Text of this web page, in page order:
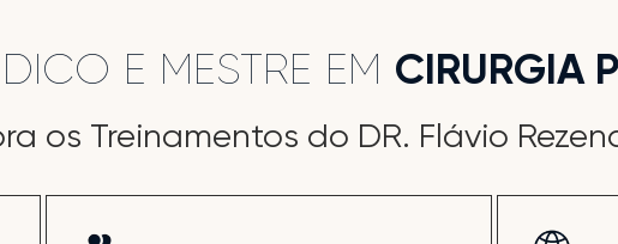
E MESTRE EM CIRURGIA
os Treinamentos do DR. Flávio